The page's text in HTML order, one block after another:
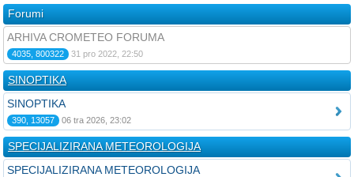
Forumi
ARHIVA CROMETEO FORUMA
4035, 800322 31 pro 2022, 22:50
SINOPTIKA
SINOPTIKA
390, 13057 06 tra 2026, 23:02
SPECIJALIZIRANA METEOROLOGIJA
SPECIJALIZIRANA METEOROLOGIJA